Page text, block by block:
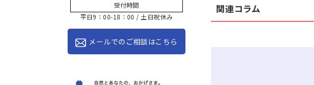
関連コラム
受付時間
平日9：00-18：00 / 土日祝休み
メールでのご相談はこちら